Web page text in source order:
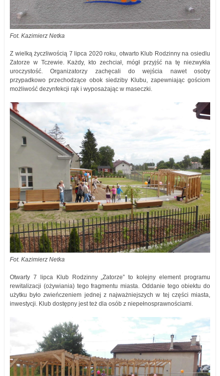
Fot. Kazimierz Netka
Z wielką życzliwością 7 lipca 2020 roku, otwarto Klub Rodzinny na osiedlu
Zatorze w Tczewie. Każdy, kto zechciał, mógł przyjść na tę niezwykła
uroczystość. Organizatorzy zachęcali do wejścia nawet osoby
przypadkowo przechodzące obok siedziby Klubu, zapewniając gościom
możliwość dezynfekcji rąk i wyposażając w maseczki.
Fot. Kazimierz Netka
Otwarty 7 lipca Klub Rodzinny „Zatorze” to kolejny element programu
rewitalizacji (ożywiania) tego fragmentu miasta. Oddanie tego obiektu do
użytku było zwieńczeniem jednej z najważniejszych w tej części miasta,
inwestycji. Klub dostępny jest też dla osób z niepełnosprawnościami.